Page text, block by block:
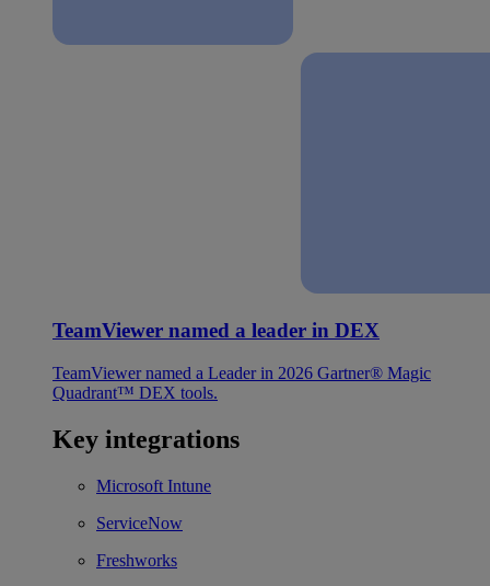
TeamViewer named a leader in DEX
TeamViewer named a Leader in 2026 Gartner® Magic
Quadrant™ DEX tools.
Key integrations
Microsoft Intune
ServiceNow
Freshworks